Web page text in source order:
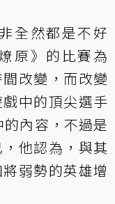
全然都是不好
原》的比賽為
改變，而改變
中的頂尖選手
內容，不過是
他認為，與其
弱勢的英雄增